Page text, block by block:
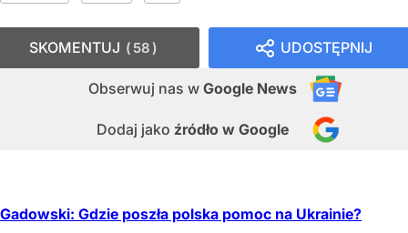
UDOSTĘPNIJ
Obserwuj nas w Google News
Dodaj jako źródło w Google
SKOMENTUJ 58
Gadowski: Gdzie poszła polska pomoc na Ukrainie?